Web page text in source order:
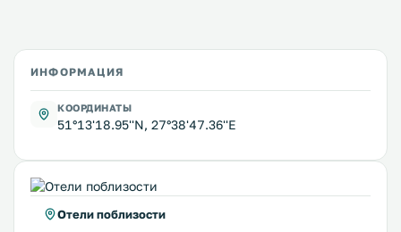
ИНФОРМАЦИЯ
КООРДИНАТЫ
51°13'18.95''N, 27°38'47.36''E
Отели поблизости